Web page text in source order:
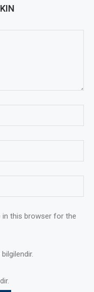
in this browser for the